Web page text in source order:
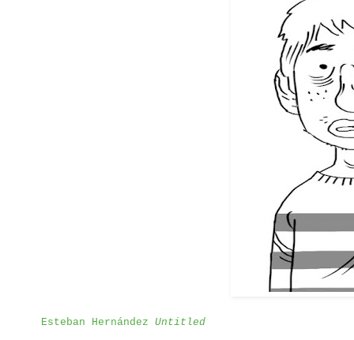
Esteban Hernández Untitled